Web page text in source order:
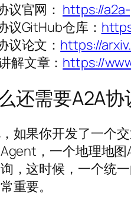
议官网： https://
议GitHub仓库：
议论文： https://
解文章： https://
还需要A2A协
如果你开发了一个
，一个地理地
，这时候，一个统
重要。